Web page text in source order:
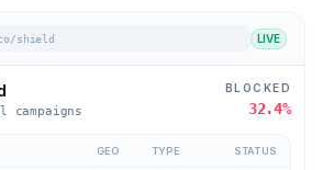
shield LIVE
campaigns
BLOCKED
32.4%
GEO TYPE STATUS